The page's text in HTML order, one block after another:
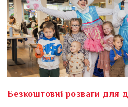
Безкоштовні розваги для